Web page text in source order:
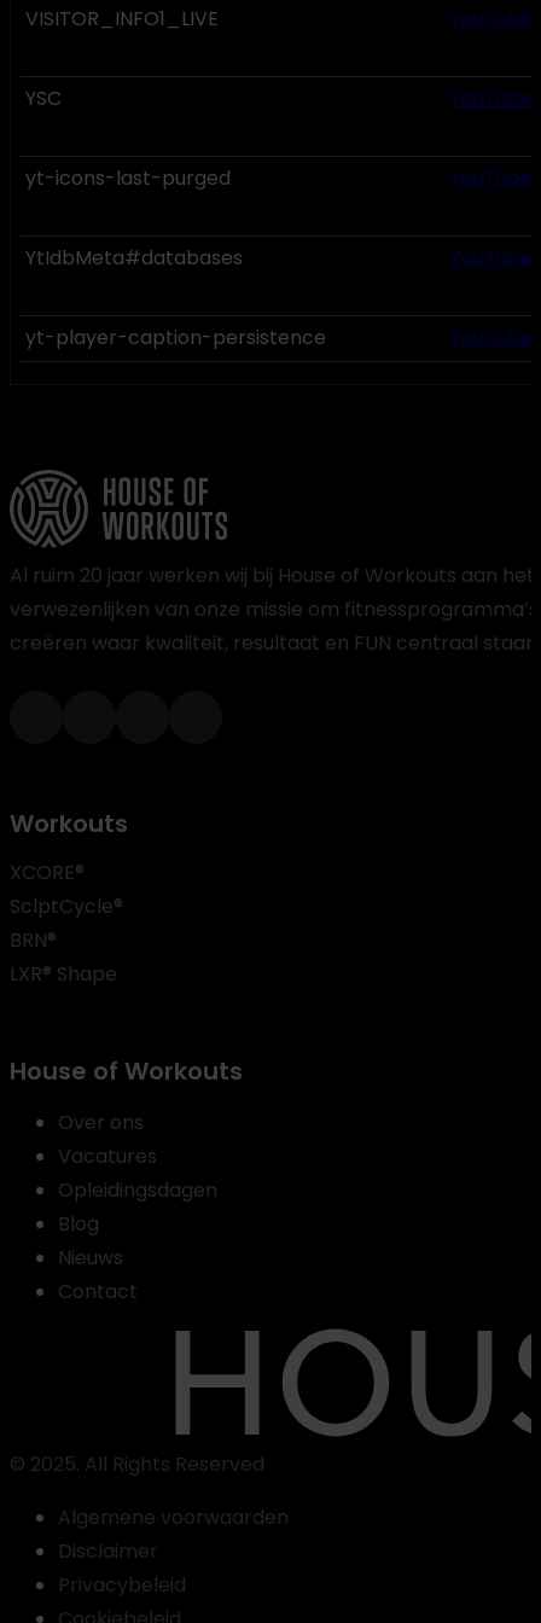
Vind
VISITOR_INFO1_LIVE YouTube
YSC YouTube
yt-icons-last-purged YouTube
YtIdbMeta#databases YouTube
yt-player-caption-persistence YouTube
Al ruim 20 jaar werken wij bij House of Workouts aan het
verwezenlijken van onze missie om
creëren waar kwaliteit, resultaat en FUN centraal
Workouts
XCORE®
SclptCycle®
BRN®
LXR® Shape
House of Workouts
Over ons
Vacatures
Opleidingsdagen
Blog
Nieuws
Contact
© 2025. All Rights Reserved
Algemene voorwaarden
Disclaimer
Privacybeleid